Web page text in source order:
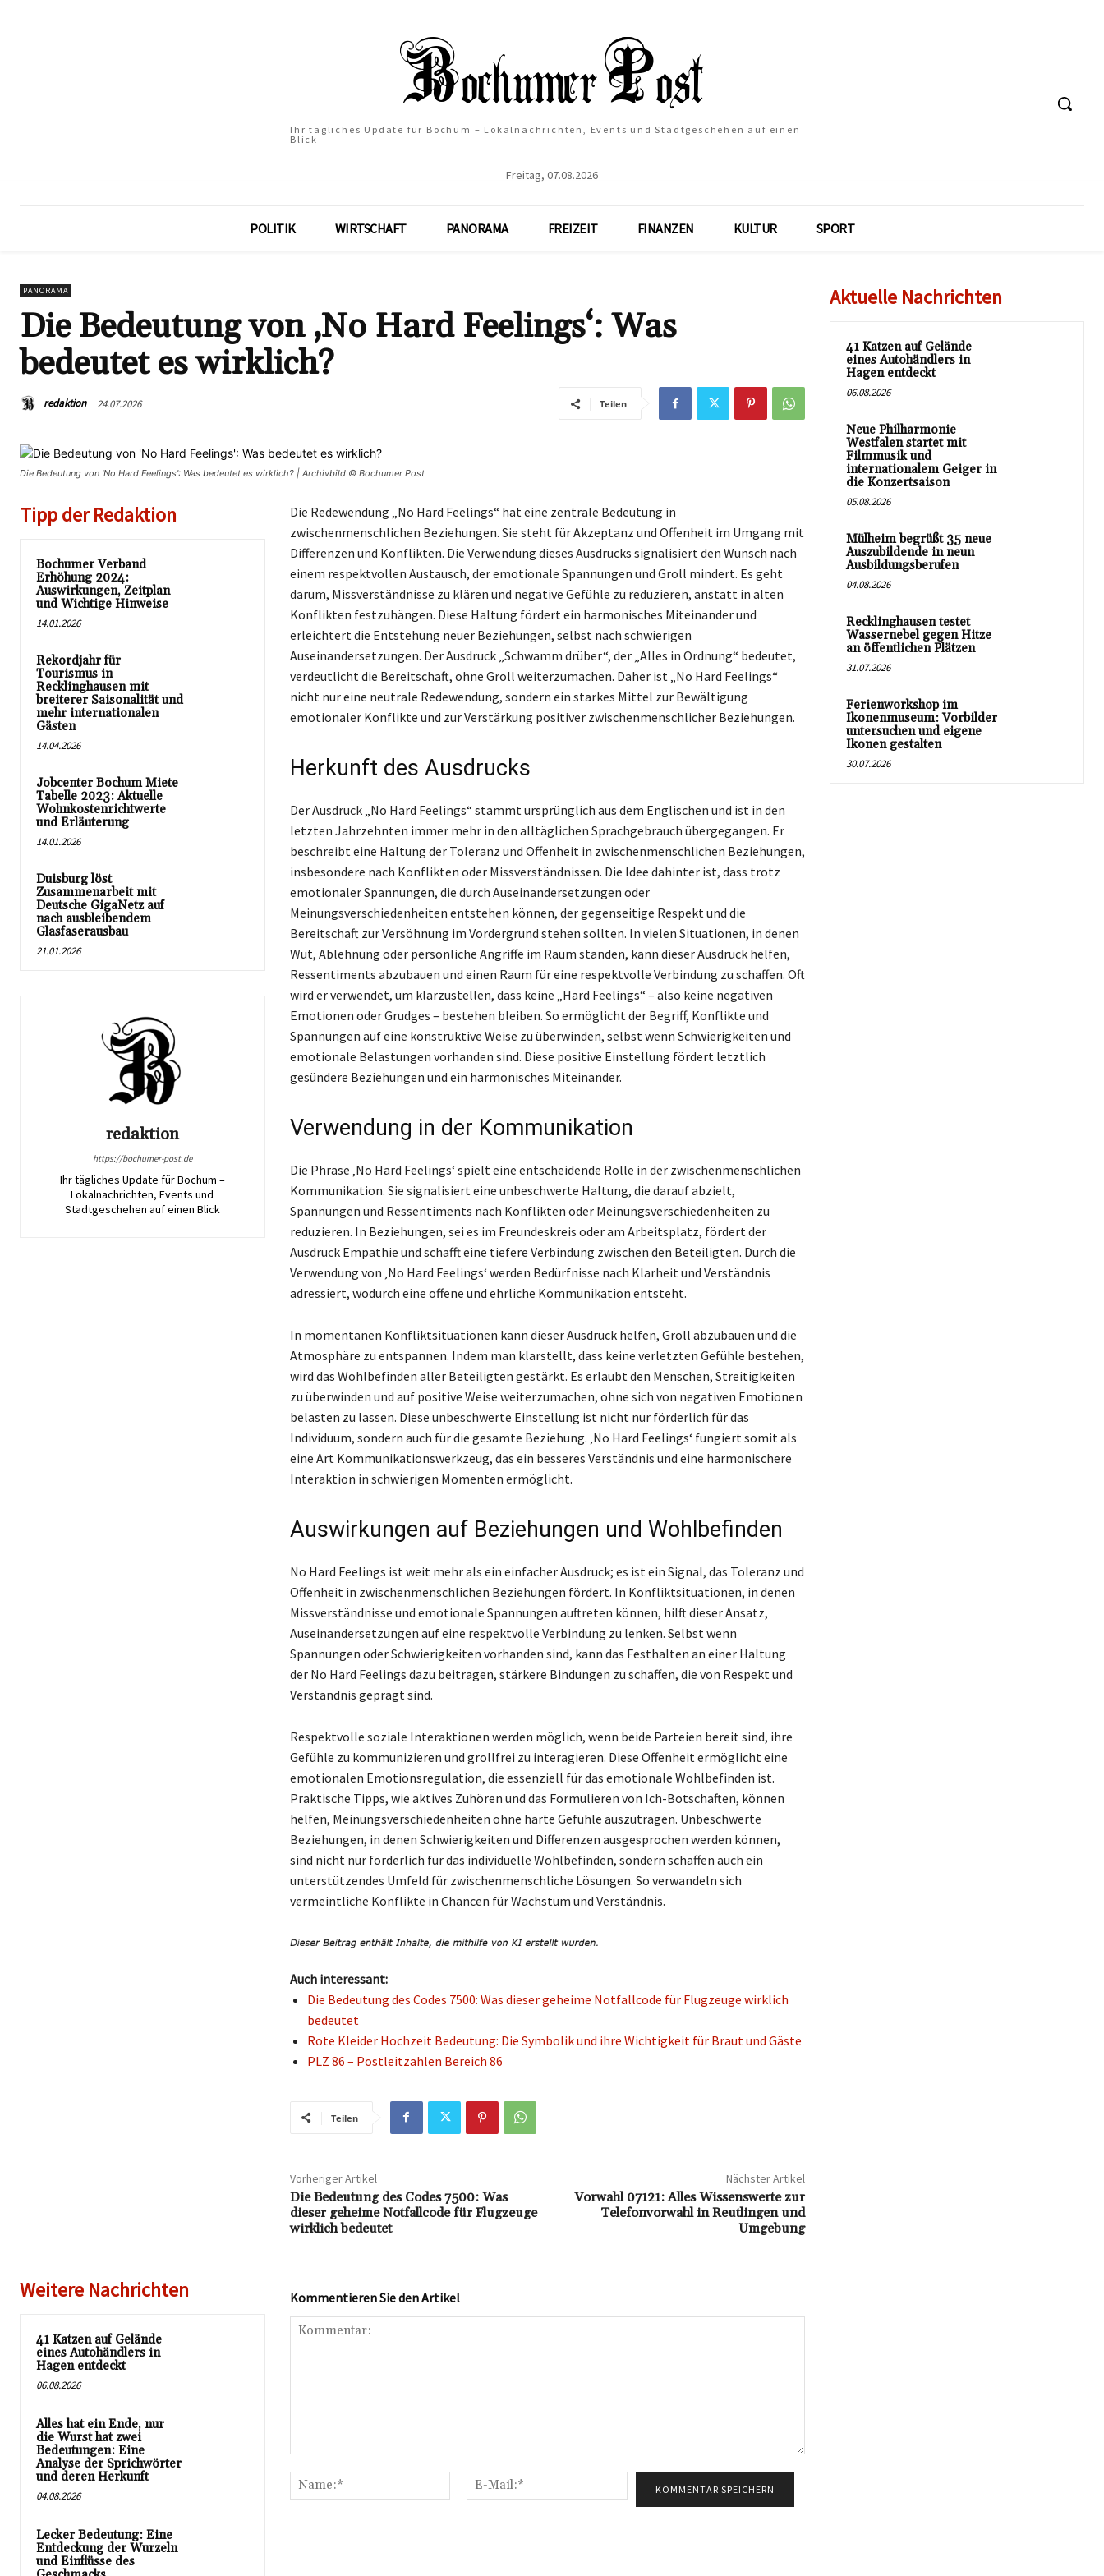
Ihr tägliches Update für Bochum – Lokalnachrichten, Events und Stadtgeschehen auf einen
Blick
Freitag, 07.08.2026
POLITIK WIRTSCHAFT PANORAMA FREIZEIT FINANZEN KULTUR SPORT
PANORAMA
Die Bedeutung von ‚No Hard Feelings‘: Was
bedeutet es wirklich?
redaktion 24.07.2026 Teilen
Die Bedeutung von 'No Hard Feelings': Was bedeutet es wirklich? | Archivbild © Bochumer Post
Tipp der Redaktion
Bochumer Verband
Erhöhung 2024:
Auswirkungen, Zeitplan
und Wichtige Hinweise
14.01.2026
Rekordjahr für
Tourismus in
Recklinghausen mit
breiterer Saisonalität und
mehr internationalen
Gästen
14.04.2026
Jobcenter Bochum Miete
Tabelle 2023: Aktuelle
Wohnkostenrichtwerte
und Erläuterung
14.01.2026
Duisburg löst
Zusammenarbeit mit
Deutsche GigaNetz auf
nach ausbleibendem
Glasfaserausbau
21.01.2026
redaktion
https://bochumer-post.de
Ihr tägliches Update für Bochum –
Lokalnachrichten, Events und
Stadtgeschehen auf einen Blick
Die Redewendung „No Hard Feelings“ hat eine zentrale Bedeutung in
zwischenmenschlichen Beziehungen. Sie steht für Akzeptanz und Offenheit im Umgang mit
Differenzen und Konflikten. Die Verwendung dieses Ausdrucks signalisiert den Wunsch nach
einem respektvollen Austausch, der emotionale Spannungen und Groll mindert. Es geht
darum, Missverständnisse zu klären und negative Gefühle zu reduzieren, anstatt in alten
Konflikten festzuhängen. Diese Haltung fördert ein harmonisches Miteinander und
erleichtert die Entstehung neuer Beziehungen, selbst nach schwierigen
Auseinandersetzungen. Der Ausdruck „Schwamm drüber“, der „Alles in Ordnung“ bedeutet,
verdeutlicht die Bereitschaft, ohne Groll weiterzumachen. Daher ist „No Hard Feelings“
nicht nur eine neutrale Redewendung, sondern ein starkes Mittel zur Bewältigung
emotionaler Konflikte und zur Verstärkung positiver zwischenmenschlicher Beziehungen.
Herkunft des Ausdrucks
Der Ausdruck „No Hard Feelings“ stammt ursprünglich aus dem Englischen und ist in den
letzten Jahrzehnten immer mehr in den alltäglichen Sprachgebrauch übergegangen. Er
beschreibt eine Haltung der Toleranz und Offenheit in zwischenmenschlichen Beziehungen,
insbesondere nach Konflikten oder Missverständnissen. Die Idee dahinter ist, dass trotz
emotionaler Spannungen, die durch Auseinandersetzungen oder
Meinungsverschiedenheiten entstehen können, der gegenseitige Respekt und die
Bereitschaft zur Versöhnung im Vordergrund stehen sollten. In vielen Situationen, in denen
Wut, Ablehnung oder persönliche Angriffe im Raum standen, kann dieser Ausdruck helfen,
Ressentiments abzubauen und einen Raum für eine respektvolle Verbindung zu schaffen. Oft
wird er verwendet, um klarzustellen, dass keine „Hard Feelings“ – also keine negativen
Emotionen oder Grudges – bestehen bleiben. So ermöglicht der Begriff, Konflikte und
Spannungen auf eine konstruktive Weise zu überwinden, selbst wenn Schwierigkeiten und
emotionale Belastungen vorhanden sind. Diese positive Einstellung fördert letztlich
gesündere Beziehungen und ein harmonisches Miteinander.
Verwendung in der Kommunikation
Die Phrase ‚No Hard Feelings‘ spielt eine entscheidende Rolle in der zwischenmenschlichen
Kommunikation. Sie signalisiert eine unbeschwerte Haltung, die darauf abzielt,
Spannungen und Ressentiments nach Konflikten oder Meinungsverschiedenheiten zu
reduzieren. In Beziehungen, sei es im Freundeskreis oder am Arbeitsplatz, fördert der
Ausdruck Empathie und schafft eine tiefere Verbindung zwischen den Beteiligten. Durch die
Verwendung von ‚No Hard Feelings‘ werden Bedürfnisse nach Klarheit und Verständnis
adressiert, wodurch eine offene und ehrliche Kommunikation entsteht.
In momentanen Konfliktsituationen kann dieser Ausdruck helfen, Groll abzubauen und die
Atmosphäre zu entspannen. Indem man klarstellt, dass keine verletzten Gefühle bestehen,
wird das Wohlbefinden aller Beteiligten gestärkt. Es erlaubt den Menschen, Streitigkeiten
zu überwinden und auf positive Weise weiterzumachen, ohne sich von negativen Emotionen
belasten zu lassen. Diese unbeschwerte Einstellung ist nicht nur förderlich für das
Individuum, sondern auch für die gesamte Beziehung. ‚No Hard Feelings‘ fungiert somit als
eine Art Kommunikationswerkzeug, das ein besseres Verständnis und eine harmonischere
Interaktion in schwierigen Momenten ermöglicht.
Auswirkungen auf Beziehungen und Wohlbefinden
No Hard Feelings ist weit mehr als ein einfacher Ausdruck; es ist ein Signal, das Toleranz und
Offenheit in zwischenmenschlichen Beziehungen fördert. In Konfliktsituationen, in denen
Missverständnisse und emotionale Spannungen auftreten können, hilft dieser Ansatz,
Auseinandersetzungen auf eine respektvolle Verbindung zu lenken. Selbst wenn
Spannungen oder Schwierigkeiten vorhanden sind, kann das Festhalten an einer Haltung
der No Hard Feelings dazu beitragen, stärkere Bindungen zu schaffen, die von Respekt und
Verständnis geprägt sind.
Respektvolle soziale Interaktionen werden möglich, wenn beide Parteien bereit sind, ihre
Gefühle zu kommunizieren und grollfrei zu interagieren. Diese Offenheit ermöglicht eine
emotionalen Emotionsregulation, die essenziell für das emotionale Wohlbefinden ist.
Praktische Tipps, wie aktives Zuhören und das Formulieren von Ich-Botschaften, können
helfen, Meinungsverschiedenheiten ohne harte Gefühle auszutragen. Unbeschwerte
Beziehungen, in denen Schwierigkeiten und Differenzen ausgesprochen werden können,
sind nicht nur förderlich für das individuelle Wohlbefinden, sondern schaffen auch ein
unterstützendes Umfeld für zwischenmenschliche Lösungen. So verwandeln sich
vermeintliche Konflikte in Chancen für Wachstum und Verständnis.
Auch interessant:
Die Bedeutung des Codes 7500: Was dieser geheime Notfallcode für Flugzeuge wirklich
bedeutet
Rote Kleider Hochzeit Bedeutung: Die Symbolik und ihre Wichtigkeit für Braut und Gäste
PLZ 86 – Postleitzahlen Bereich 86
Teilen
Vorheriger Artikel
Die Bedeutung des Codes 7500: Was
dieser geheime Notfallcode für Flugzeuge
wirklich bedeutet
Nächster Artikel
Vorwahl 07121: Alles Wissenswerte zur
Telefonvorwahl in Reutlingen und
Umgebung
Weitere Nachrichten
41 Katzen auf Gelände
eines Autohändlers in
Hagen entdeckt
06.08.2026
Alles hat ein Ende, nur
die Wurst hat zwei
Bedeutungen: Eine
Analyse der Sprichwörter
und deren Herkunft
04.08.2026
Lecker Bedeutung: Eine
Entdeckung der Wurzeln
und Einflüsse des
Kommentieren Sie den Artikel
Name:*
Mail:*
Aktuelle Nachrichten
41 Katzen auf Gelände
eines Autohändlers in
Hagen entdeckt
06.08.2026
Neue Philharmonie
Westfalen startet mit
Filmmusik und
internationalem Geiger in
die Konzertsaison
05.08.2026
Mülheim begrüßt 35 neue
Auszubildende in neun
Ausbildungsberufen
04.08.2026
Recklinghausen testet
Wassernebel gegen Hitze
an öffentlichen Plätzen
31.07.2026
Ferienworkshop im
Ikonenmuseum: Vorbilder
untersuchen und eigene
Ikonen gestalten
30.07.2026